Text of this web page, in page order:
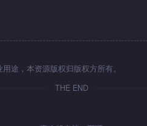
光>。
途，本资源版权归版权方所有。
THE END